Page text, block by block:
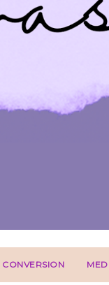
CONVERSION